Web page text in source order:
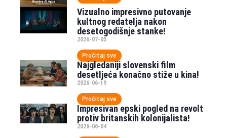
Vizualno impresivno putovanje
kultnog redatelja nakon
desetogodišnje stanke!
2026-07-05
Pročitaj sve
Najgledaniji slovenski film
desetljeća konačno stiže u kina!
2026-06-19
Pročitaj sve
Impresivan epski pogled na revolt
protiv britanskih kolonijalista!
2026-06-04